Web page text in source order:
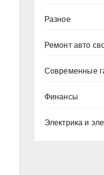
Разное
Ремонт авто
Современные
Финансы
Электрика и